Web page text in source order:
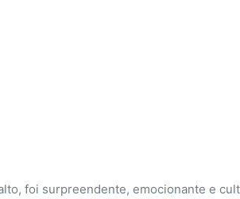
presente nos dando toda assistência